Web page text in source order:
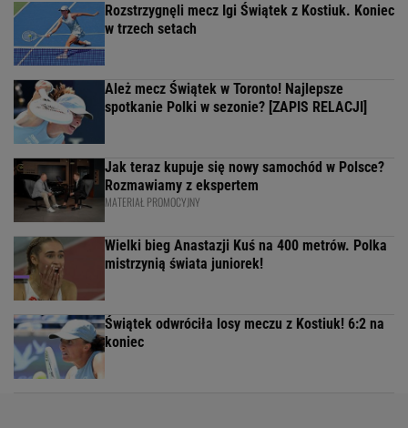
Rozstrzygnęli mecz Igi Świątek z Kostiuk. Koniec
w trzech setach
Ależ mecz Świątek w Toronto! Najlepsze
spotkanie Polki w sezonie? [ZAPIS RELACJI]
Jak teraz kupuje się nowy samochód w Polsce?
Rozmawiamy z ekspertem
MATERIAŁ PROMOCYJNY
Wielki bieg Anastazji Kuś na 400 metrów. Polka
mistrzynią świata juniorek!
Świątek odwróciła losy meczu z Kostiuk! 6:2 na
koniec